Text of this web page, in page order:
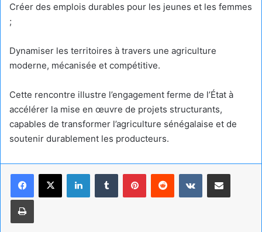
Créer des emplois durables pour les jeunes et les femmes
;
Dynamiser les territoires à travers une agriculture
moderne, mécanisée et compétitive.
Cette rencontre illustre l’engagement ferme de l’État à
accélérer la mise en œuvre de projets structurants,
capables de transformer l’agriculture sénégalaise et de
soutenir durablement les producteurs.
LinkedinTumblr PinterestReddit VKontaktePartager par email
Imprimer